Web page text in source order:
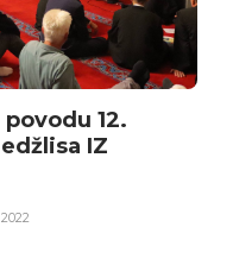
12.
IZ